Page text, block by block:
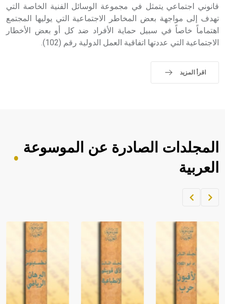
قانوني اجتماعي يتمثل في مجموعة الوسائل الفنية الخاصة التي
تهدف إلى مواجهة بعض المخاطر الاجتماعية التي يوليها المجتمع
اهتماماً خاصاً في سبيل حماية الأفراد ضد كل أو بعض الأخطار
الاجتماعية التي عددتها اتفاقية العمل الدولية رقم (102).
اقرأ المزيد
المجلدات الصادرة عن الموسوعة
العربية